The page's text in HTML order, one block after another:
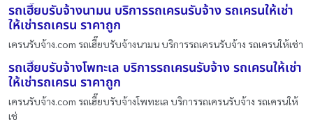
รถเฮี๊ยบรับจ้างนามน บริการรถเครนรับจ้าง รถเครนให้เช่า
ให้เช่ารถเครน ราคาถูก
เครนรับจ้าง.com รถเฮี๊ยบรับจ้างนามน บริการรถเครนรับจ้าง รถเครนให้เช่า
รถเฮี๊ยบรับจ้างโพทะเล บริการรถเครนรับจ้าง รถเครนให้เช่า
ให้เช่ารถเครน ราคาถูก
เครนรับจ้าง.com รถเฮี๊ยบรับจ้างโพทะเล บริการรถเครนรับจ้าง รถเครนให้
เช่